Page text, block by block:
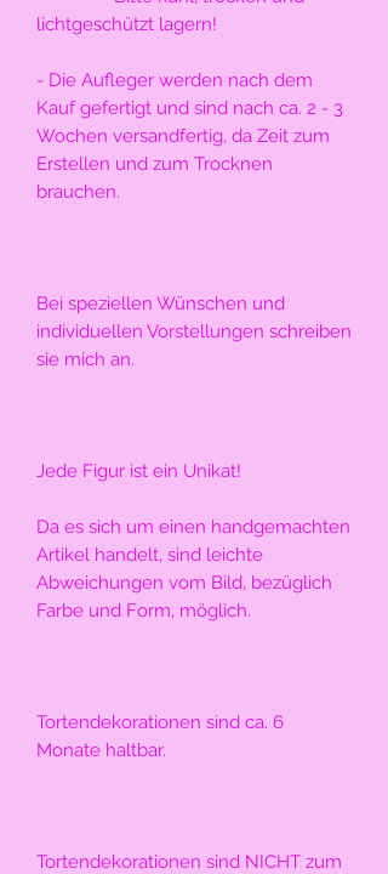
lichtgeschützt lagern!
- Die Aufleger werden nach dem
Kauf gefertigt und sind nach ca. 2 - 3
Wochen versandfertig, da Zeit zum
Erstellen und zum Trocknen
brauchen.
Bei speziellen Wünschen und
individuellen Vorstellungen schreiben
sie mich an.
Jede Figur ist ein Unikat!
Da es sich um einen handgemachten
Artikel handelt, sind leichte
Abweichungen vom Bild, bezüglich
Farbe und Form, möglich.
Tortendekorationen sind ca. 6
Monate haltbar.
Tortendekorationen sind NICHT zum